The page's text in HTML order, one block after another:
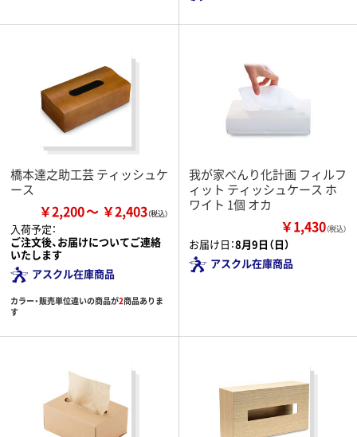
橋本達之助工芸 ティッシュケ
ース
￥2,200 ￥2,403
入荷予定：
ご注文後、お届けについてご連絡
いたします
アスクル在庫商品
カラー・販売単位違いの商品が2商品ありま
す
我が家べんり化計画 フィルフ
ィット ティッシュケース ホ
ワイト 1個 オカ
￥1,430（税込）
お届け日：8月9日（日）
アスクル在庫商品